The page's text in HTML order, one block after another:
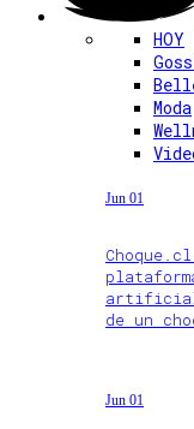
HOY
Moda
Jun 01
artificial
de un
Jun 01